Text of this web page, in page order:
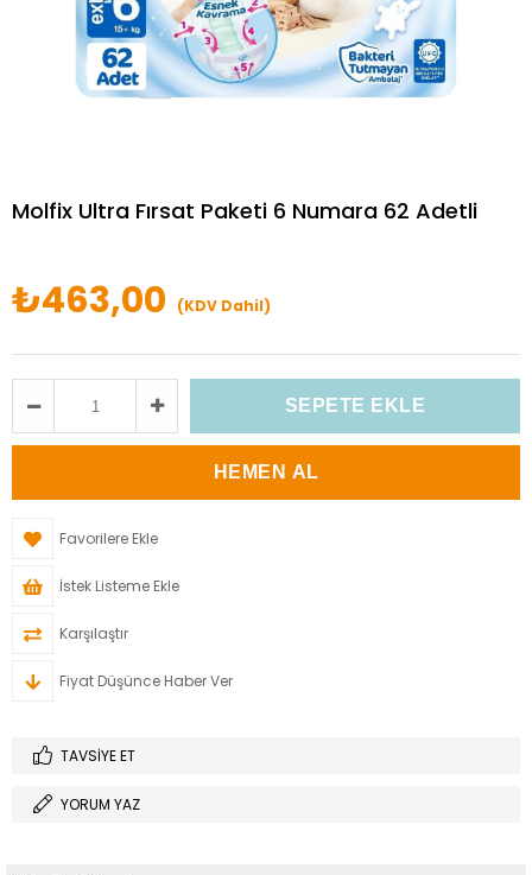
Molfix Ultra Fırsat Paketi 6 Numara 62 Adetli
₺463,00 (KDV Dahil)
Favorilere Ekle
İstek Listeme Ekle
Karşılaştır
Fiyat Düşünce Haber Ver
TAVSIYE ET
YORUM YAZ